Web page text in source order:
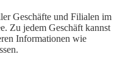
Geschäfte und Filialen im
Zu jedem Geschäft kannst
Informationen wie